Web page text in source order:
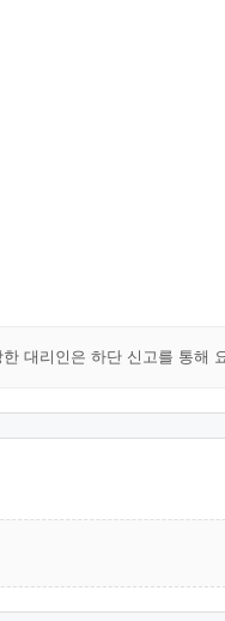
대리인은 하단 신고를 통해